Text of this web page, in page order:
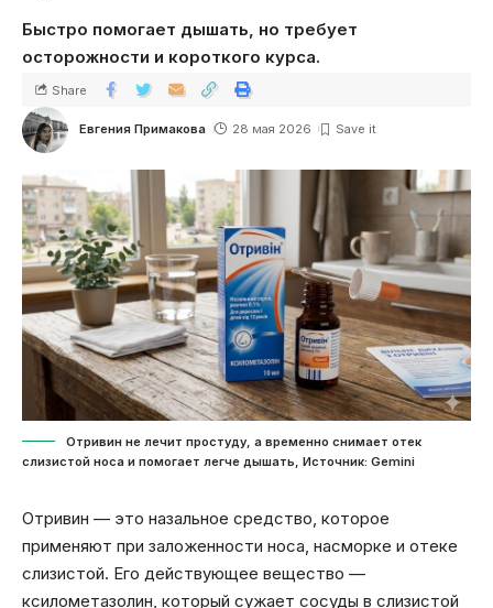
Быстро помогает дышать, но требует
осторожности и короткого курса.
Евгения Примакова 28 мая 2026
Share
Отривин не лечит простуду, а временно снимает отек
слизистой носа и помогает легче дышать, Источник: Gemini
Отривин — это назальное средство, которое
применяют при заложенности носа, насморке и отеке
слизистой. Его действующее вещество —
ксилометазолин, который сужает сосуды в слизистой